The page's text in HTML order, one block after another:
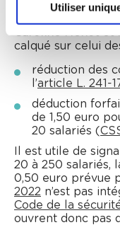
Utiliser
calqué sur celui
réduction des
l’article L. 241-
déduction
de 1,50 euro
20 salariés (
Il est utile de
20 à 250 salariés,
0,50 euro prévue
2022 n’est pas
Code de la
ouvrent donc pas